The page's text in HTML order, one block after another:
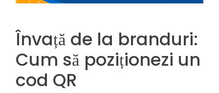
Învață de la branduri:
Cum să poziționezi un
cod QR